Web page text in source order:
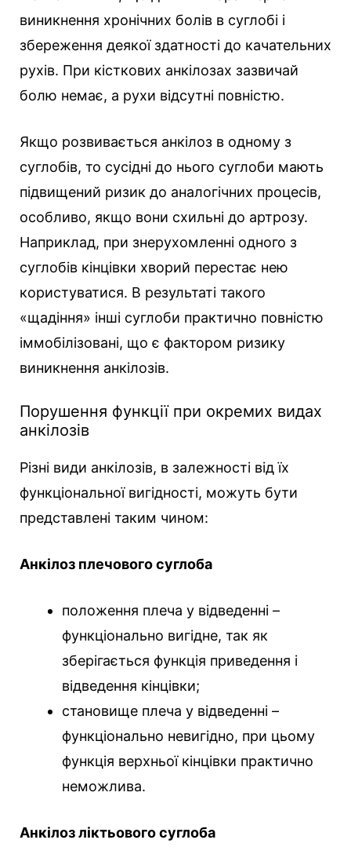
виникнення хронічних болів в суглобі і
збереження деякої здатності до качательних
рухів. При кісткових анкілозах зазвичай
болю немає, а рухи відсутні повністю.
Якщо розвивається анкілоз в одному з
суглобів, то сусідні до нього суглоби мають
підвищений ризик до аналогічних процесів,
особливо, якщо вони схильні до артрозу.
Наприклад, при знерухомленні одного з
суглобів кінцівки хворий перестає нею
користуватися. В результаті такого
«щадіння» інші суглоби практично повністю
іммобілізовані, що є фактором ризику
виникнення анкілозів.
Порушення функції при окремих видах
анкілозів
Різні види анкілозів, в залежності від їх
функціональної вигідності, можуть бути
представлені таким чином:
Анкілоз плечового суглоба
положення плеча у відведенні –
функціонально вигідне, так як
зберігається функція приведення і
відведення кінцівки;
становище плеча у відведенні –
функціонально невигідно, при цьому
функція верхньої кінцівки практично
неможлива.
Анкілоз ліктьового суглоба